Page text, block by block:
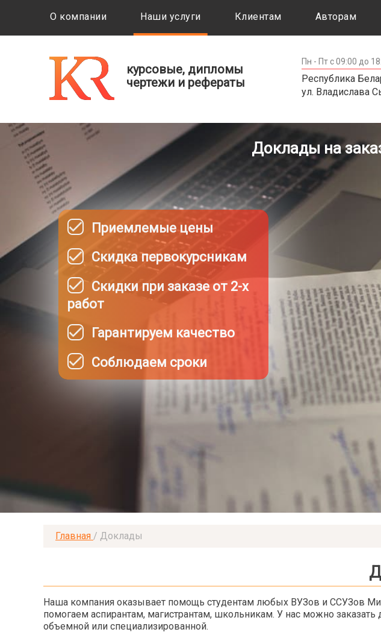
О компании Наши услуги Клиентам Авторам
курсовые, дипломы
чертежи и рефераты
Пн - Пт с 09:00 до
Республика
ул. Владислава
Доклады на
Приемлемые цены
Скидка первокурсникам
Скидки при заказе от 2-х
работ
Гарантируем качество
Соблюдаем сроки
Главная / Доклады
Наша компания оказывает помощь студентам любых ВУЗов и ССУЗов
помогаем аспирантам, магистрантам, школьникам. У нас можно
объемной или специализированной.